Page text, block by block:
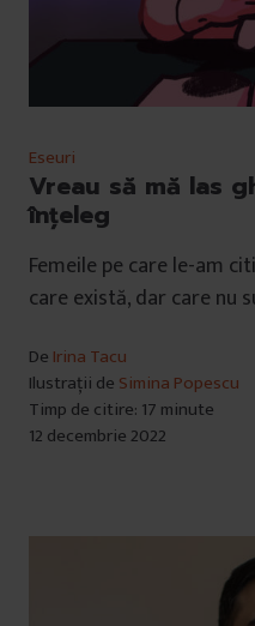
Eseuri
Vreau să mă las
înțeleg
Femeile pe care le-am
care există, dar care nu
De Irina Tacu
Ilustrații de Simina Popescu
Timp de citire: 17 minute
12 decembrie 2022